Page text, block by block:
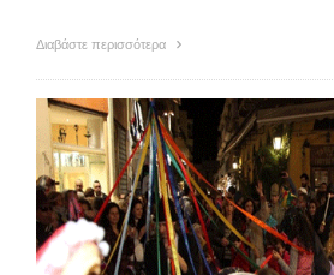
Διαβάστε περισσότερα